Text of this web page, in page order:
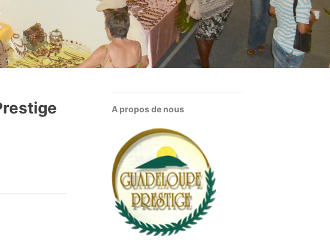
A propos de nous